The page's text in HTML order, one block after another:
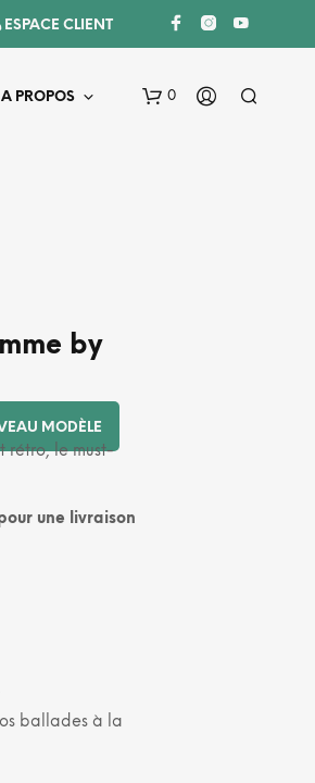
ESPACE CLIENT
A PROPOS 0
by
MODÈLE
rétro, le must-
une livraison
ballades à la